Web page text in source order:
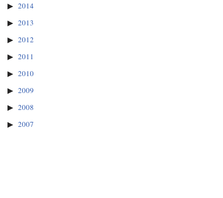
2014
2013
2012
2011
2010
2009
2008
2007